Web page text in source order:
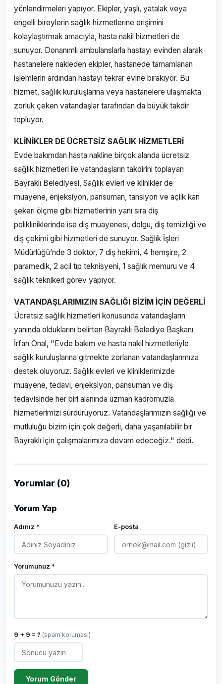
yönlendirmeleri yapıyor. Ekipler, yaşlı, yatalak veya
engelli bireylerin sağlık hizmetlerine erişimini
kolaylaştırmak amacıyla, hasta nakil hizmetleri de
sunuyor. Donanımlı ambulanslarla hastayı evinden alarak
hastanelere nakleden ekipler, hastanede tamamlanan
işlemlerin ardından hastayı tekrar evine bırakıyor. Bu
hizmet, sağlık kuruluşlarına veya hastanelere ulaşmakta
zorluk çeken vatandaşlar tarafından da büyük takdir
topluyor.
KLİNİKLER DE ÜCRETSİZ SAĞLIK HİZMETLERİ
Evde bakımdan hasta nakline birçok alanda ücretsiz
sağlık hizmetleri ile vatandaşların takdirini toplayan
Bayraklı Belediyesi, Sağlık evleri ve klinikler de
muayene, enjeksiyon, pansuman, tansiyon ve açlık kan
şekeri ölçme gibi hizmetlerinin yanı sıra diş
polikliniklerinde ise diş muayenesi, dolgu, diş temizliği ve
diş çekimi gibi hizmetleri de sunuyor. Sağlık İşleri
Müdürlüğü’nde 3 doktor, 7 diş hekimi, 4 hemşire, 2
paramedik, 2 acil tıp teknisyeni, 1 sağlık memuru ve 4
sağlık teknikeri görev yapıyor.
VATANDAŞLARIMIZIN SAĞLIĞI BİZİM İÇİN DEĞERLİ
Ücretsiz sağlık hizmetleri konusunda vatandaşların
yanında olduklarını belirten Bayraklı Belediye Başkanı
İrfan Önal, "Evde bakım ve hasta nakil hizmetleriyle
sağlık kuruluşlarına gitmekte zorlanan vatandaşlarımıza
destek oluyoruz. Sağlık evleri ve kliniklerimizde
muayene, tedavi, enjeksiyon, pansuman ve diş
tedavisinde her biri alanında uzman kadromuzla
hizmetlerimizi sürdürüyoruz. Vatandaşlarımızın sağlığı ve
mutluluğu bizim için çok değerli, daha yaşanılabilir bir
Bayraklı için çalışmalarımıza devam edeceğiz." dedi.
Yorumlar (0)
Yorum Yap
Adınız * E-posta
Yorumunuz *
9 + 9 = ? (spam koruması)
Yorum Gönder